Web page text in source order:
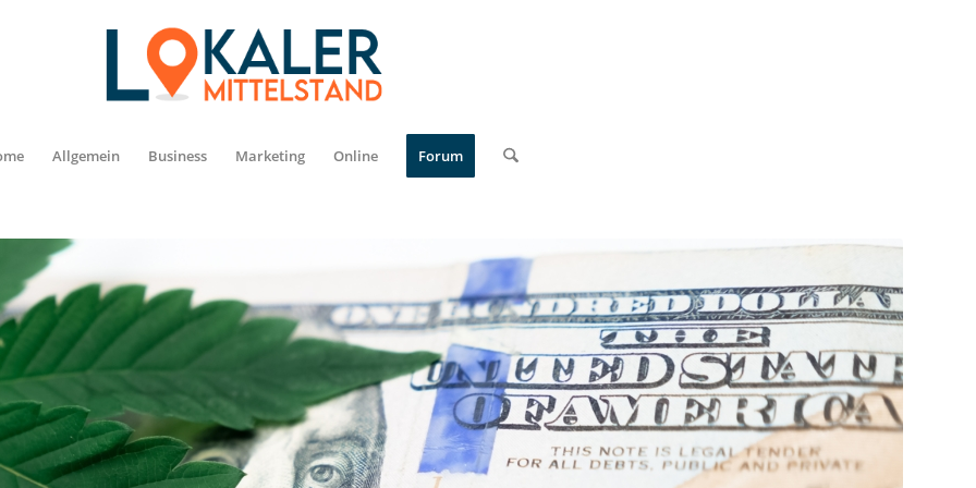
Allgemein Business Marketing Online Forum